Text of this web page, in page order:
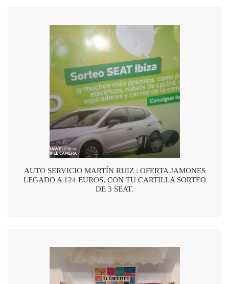
AUTO SERVICIO MARTÍN RUIZ : OFERTA JAMONES
LEGADO A 124 EUROS, CON TU CARTILLA SORTEO
DE 3 SEAT.